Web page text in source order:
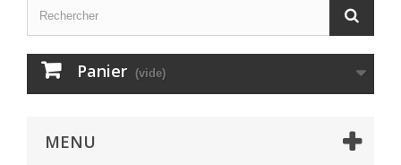
Panier (vide)
MENU